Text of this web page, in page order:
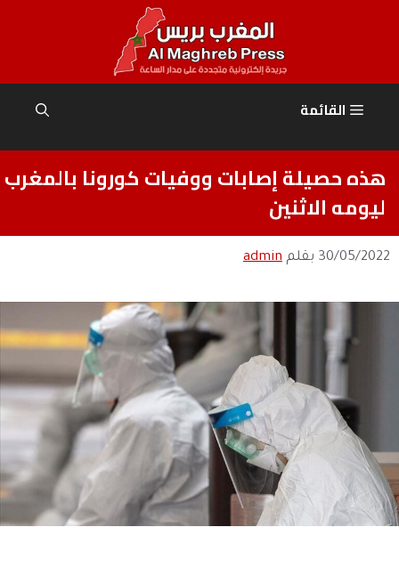
القائمة
هذه حصيلة إصابات ووفيات كورونا بالمغرب
ليومه الاثنين
30/05/2022 بقلم admin